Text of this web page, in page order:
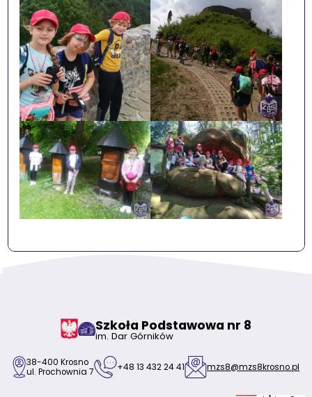
Szkoła Podstawowa nr 8
im. Dar Górników
38-400 Krosno
ul. Prochownia 7
+48 13 432 24 41 mzs8@mzs8krosno.pl